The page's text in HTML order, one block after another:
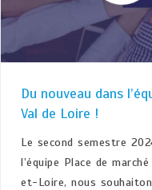
Du nouveau dans
Val de Loire !
Le second semestre
l’équipe Place de
et-Loire, nous